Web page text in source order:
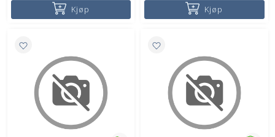
Kjøp Kjøp